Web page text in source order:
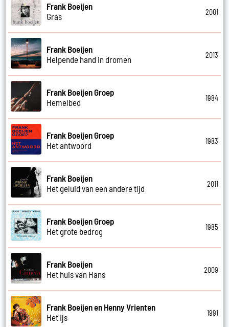
Frank Boeijen
Gras
2001
Frank Boeijen
Helpende hand in dromen
2013
Frank Boeijen Groep
Hemelbed
1984
Frank Boeijen Groep
Het antwoord
1983
Frank Boeijen
Het geluid van een andere tijd
2011
Frank Boeijen Groep
Het grote bedrog
1985
Frank Boeijen
Het huis van Hans
2009
Frank Boeijen en Henny Vrienten
Het ijs
1991